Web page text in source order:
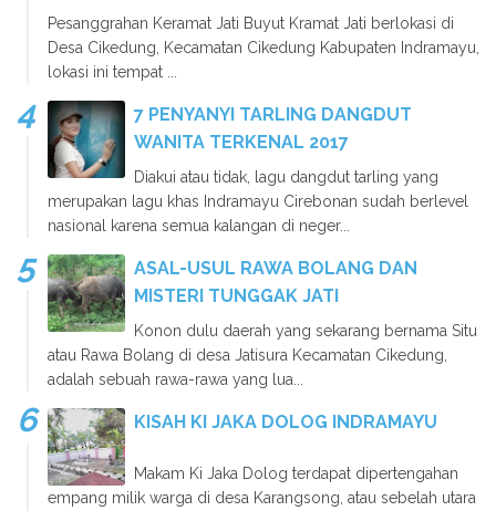
Pesanggrahan Keramat Jati Buyut Kramat Jati berlokasi di
Desa Cikedung, Kecamatan Cikedung Kabupaten Indramayu,
lokasi ini tempat ...
7 PENYANYI TARLING DANGDUT
WANITA TERKENAL 2017
Diakui atau tidak, lagu dangdut tarling yang
merupakan lagu khas Indramayu Cirebonan sudah berlevel
nasional karena semua kalangan di neger...
ASAL-USUL RAWA BOLANG DAN
MISTERI TUNGGAK JATI
Konon dulu daerah yang sekarang bernama Situ
atau Rawa Bolang di desa Jatisura Kecamatan Cikedung,
adalah sebuah rawa-rawa yang lua...
KISAH KI JAKA DOLOG INDRAMAYU
Makam Ki Jaka Dolog terdapat dipertengahan
empang milik warga di desa Karangsong, atau sebelah utara